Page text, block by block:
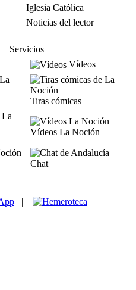
Iglesia Católica
Noticias del lector
Servicios
Vídeos
Tiras cómicas
Vídeos La Noción
Chat
|